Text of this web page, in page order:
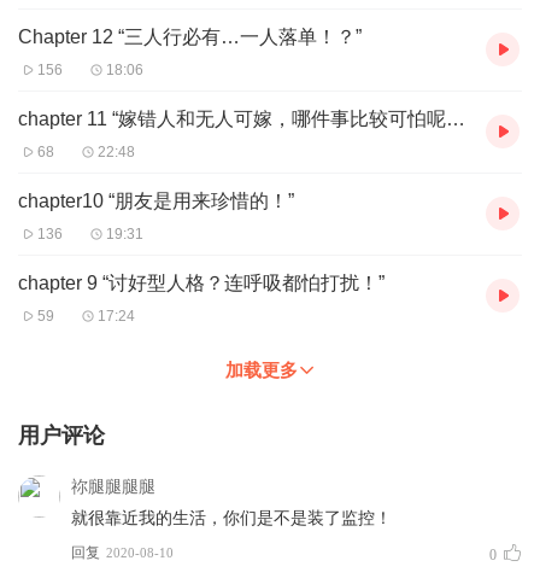
Chapter 12 “三人行必有…一人落单！？”
156 18:06
chapter 11 “嫁错人和无人可嫁，哪件事比较可怕呢？”
68 22:48
chapter10 “朋友是用来珍惜的！”
136 19:31
chapter 9 “讨好型人格？连呼吸都怕打扰！”
59 17:24
加载更多
用户评论
祢腿腿腿腿
就很靠近我的生活，你们是不是装了监控！
回复 2020-08-10 0